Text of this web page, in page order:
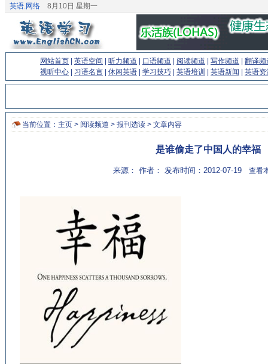
英语.网络 8月10日 星期一
网站首页 英语空间 听力频道 口语频道 阅读频道 写作频道
翻译频
视听中心
习语名言 休闲英语 学习技巧 英语培训 英语新闻 英语资
当前位置： 主页 > 阅读频道 > 报刊选读 > 文章内容
是谁偷走了中国人的幸福
来源： 作者： 发布时间：2012-07-19 查看